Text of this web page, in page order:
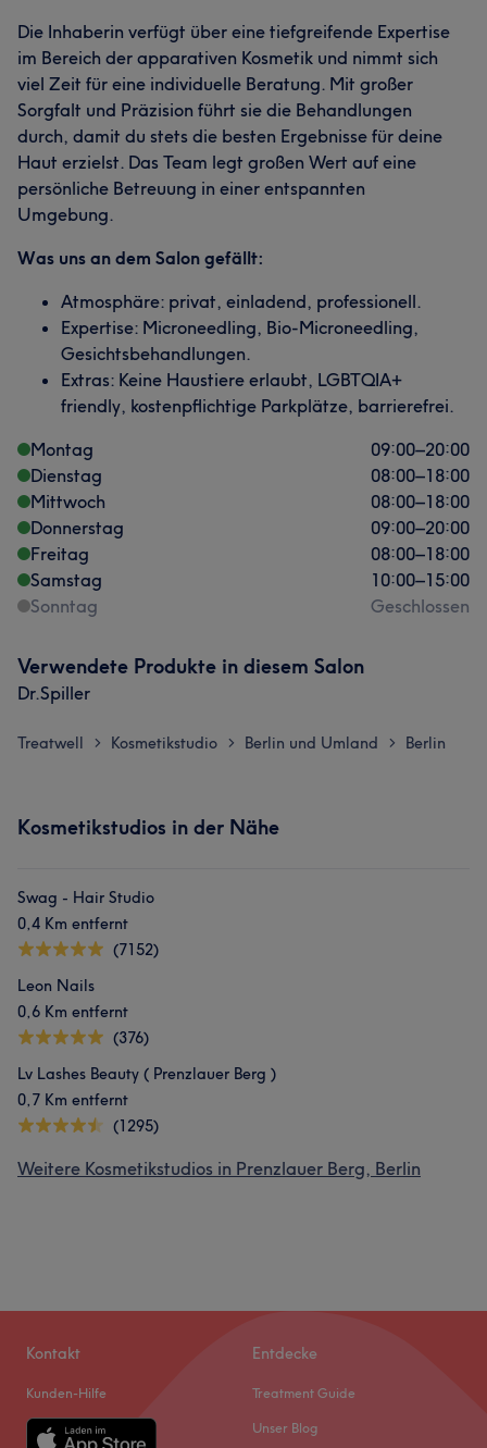
Die Inhaberin verfügt über eine tiefgreifende Expertise
im Bereich der apparativen Kosmetik und nimmt sich
viel Zeit für eine individuelle Beratung. Mit großer
Sorgfalt und Präzision führt sie die Behandlungen
durch, damit du stets die besten Ergebnisse für deine
Haut erzielst. Das Team legt großen Wert auf eine
persönliche Betreuung in einer entspannten
Umgebung.
Was uns an dem Salon gefällt:
Atmosphäre: privat, einladend, professionell.
Expertise: Microneedling, Bio-Microneedling,
Gesichtsbehandlungen.
Extras: Keine Haustiere erlaubt, LGBTQIA+
friendly, kostenpflichtige Parkplätze, barrierefrei.
Montag
09:00–20:00
Dienstag
08:00–18:00
Mittwoch
08:00–18:00
Donnerstag
09:00–20:00
Freitag
08:00–18:00
Samstag
10:00–15:00
Sonntag
Geschlossen
Verwendete Produkte in diesem Salon
Dr.Spiller
Treatwell > Kosmetikstudio > Berlin und Umland > Berlin
Kosmetikstudios in der Nähe
Swag - Hair Studio
0,4 Km entfernt
(7152)
Leon Nails
0,6 Km entfernt
(376)
Lv Lashes Beauty ( Prenzlauer Berg )
0,7 Km entfernt
(1295)
Weitere Kosmetikstudios in Prenzlauer Berg, Berlin
Kontakt
Kunden-Hilfe
Entdecke
Treatment Guide
Unser Blog